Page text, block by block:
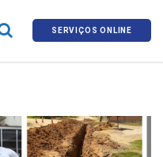
SERVIÇOS ONLINE